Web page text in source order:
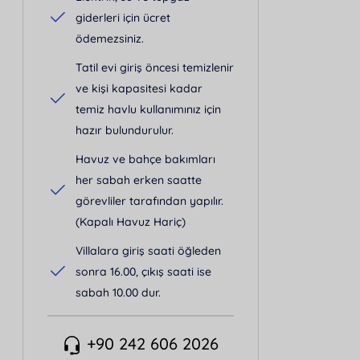
giderleri için ücret
ödemezsiniz.
Tatil evi giriş öncesi temizlenir
ve kişi kapasitesi kadar
temiz havlu kullanımınız için
hazır bulundurulur.
Havuz ve bahçe bakımları
her sabah erken saatte
görevliler tarafından yapılır.
(Kapalı Havuz Hariç)
Villalara giriş saati öğleden
sonra 16.00, çıkış saati ise
sabah 10.00 dur.
+90 242 606 2026